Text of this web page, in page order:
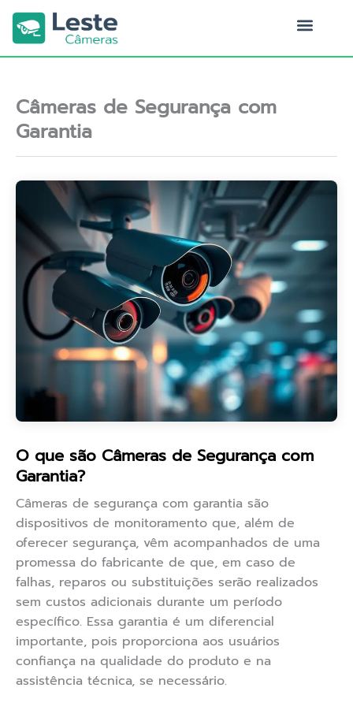
para
conteúdo
Câmeras de Segurança com
Garantia
O que são Câmeras de Segurança com
Garantia?
Câmeras de segurança com garantia são
dispositivos de monitoramento que, além de
oferecer segurança, vêm acompanhados de uma
promessa do fabricante de que, em caso de
falhas, reparos ou substituições serão realizados
sem custos adicionais durante um período
específico. Essa garantia é um diferencial
importante, pois proporciona aos usuários
confiança na qualidade do produto e na
assistência técnica, se necessário.